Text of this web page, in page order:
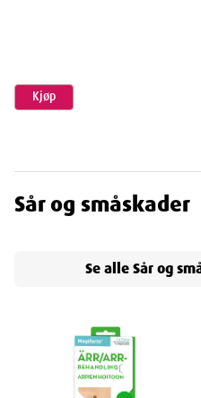
Kjøp
Sår og småskader
Se alleSår og